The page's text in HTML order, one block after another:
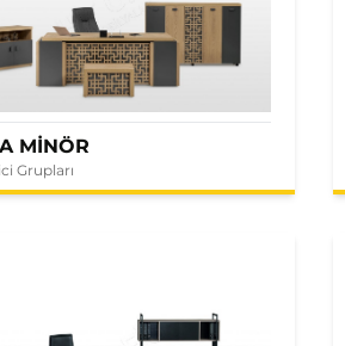
MİNÖR
Grupları